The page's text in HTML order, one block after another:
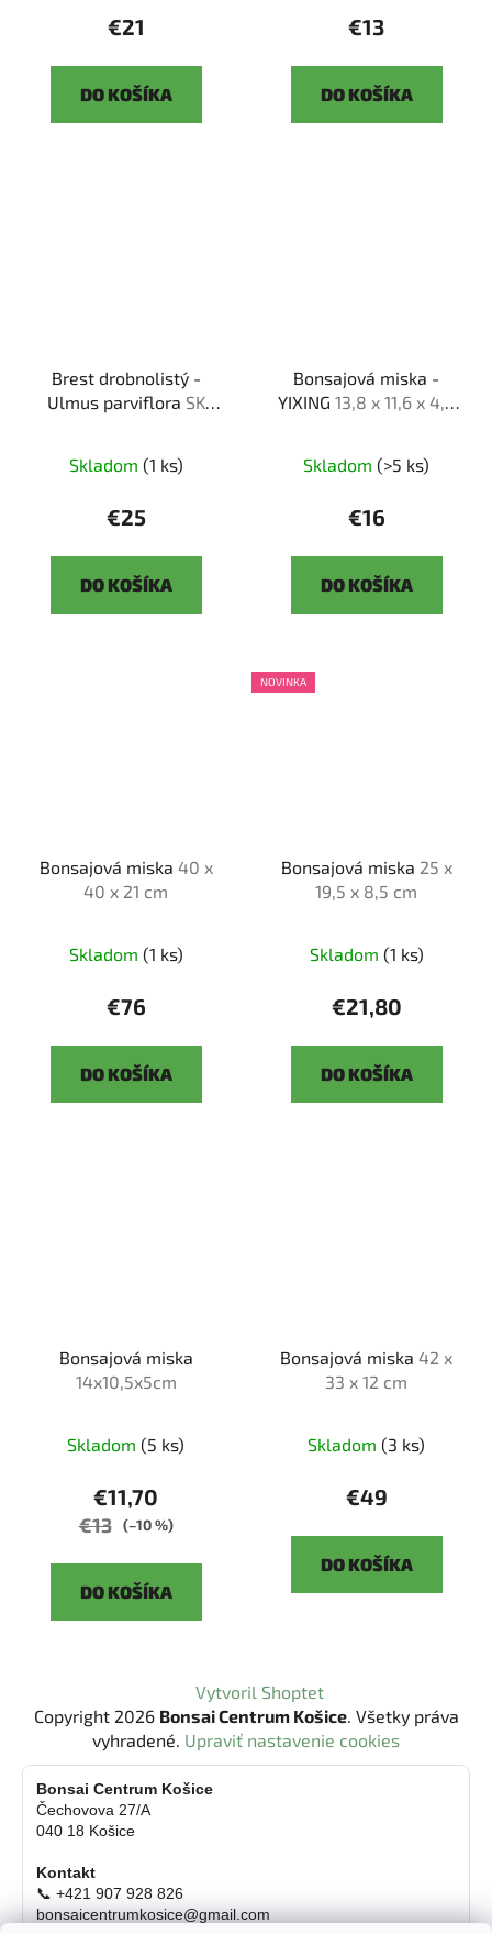
€21
DO KOŠÍKA
€13
DO KOŠÍKA
Brest drobnolistý -
Ulmus parviflora SK
Skladom (1 ks)
€25
DO KOŠÍKA
Bonsajová miska -
YIXING 13,8 x 11,6 x 4,4
Skladom (>5 ks)
€16
DO KOŠÍKA
Bonsajová miska 40 x
40 x 21 cm
Skladom (1 ks)
€76
DO KOŠÍKA
NOVINKA
Bonsajová miska 25 x
19,5 x 8,5 cm
Skladom (1 ks)
€21,80
DO KOŠÍKA
Bonsajová miska
14x10,5x5cm
Skladom (5 ks)
€11,70
€13 (–10 %)
DO KOŠÍKA
Bonsajová miska 42 x
33 x 12 cm
Skladom (3 ks)
€49
DO KOŠÍKA
Vytvoril Shoptet
Copyright 2026 Bonsai Centrum Košice. Všetky práva
vyhradené. Upraviť nastavenie cookies
Bonsai Centrum Košice
Čechovova 27/A
040 18 Košice
Kontakt
📞 +421 907 928 826
bonsaicentrumkosice@gmail.com